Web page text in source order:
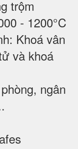
trộm
- 1200°C
Khoá vân
và khoá
ngân